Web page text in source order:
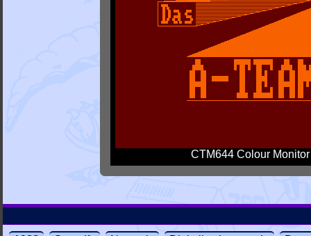
CTM644 Colour Monitor